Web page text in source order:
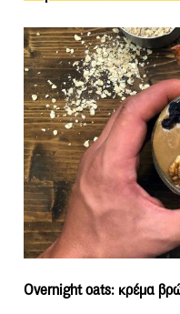
Overnight oats: κρέμα